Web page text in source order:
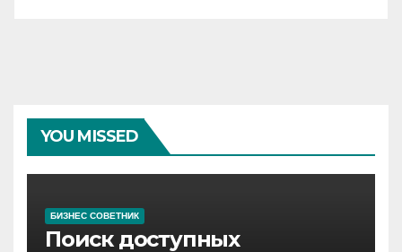
YOU MISSED
БИЗНЕС СОВЕТНИК
Поиск доступных